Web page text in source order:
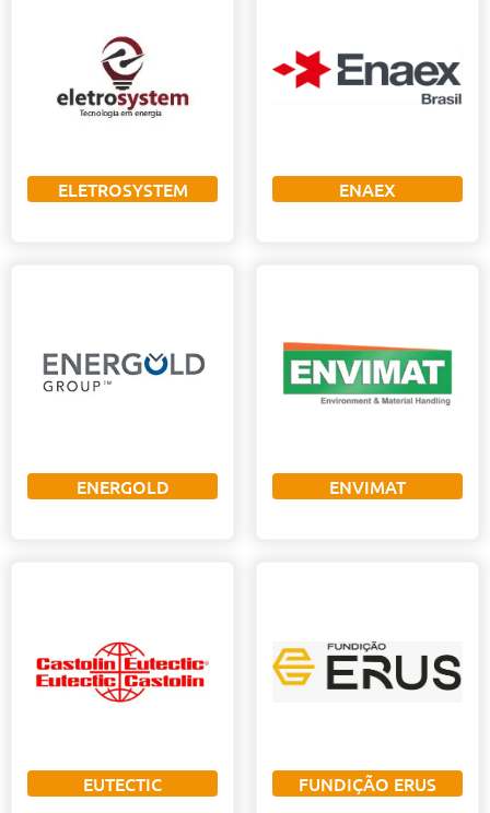
ELETROSYSTEM ENAEX
ENERGOLD ENVIMAT
EUTECTIC FUNDIÇÃO ERUS